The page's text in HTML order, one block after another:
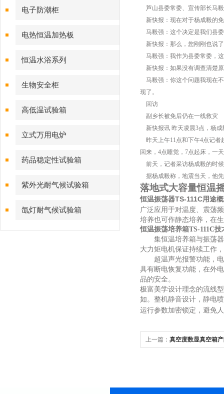
电子防潮柜
电热恒温加热板
恒温水浴系列
生物安全柜
高低温试验箱
立式万用电炉
药品稳定性试验箱
紫外光耐气候试验箱
氙灯耐气候试验箱
芦山县委常委、宣传部长马
新快报：现在对于杨成毅的
马毅强：这个决定是我们县
新快报：那么，您刚刚也说
马毅强：我作为县委常委，
新快报：如果没有调查清楚
马毅强：你这个问题我现在
现了。
回访
副乡长被免后仍在一线救灾
新快报讯 昨天凌晨3点，杨成
昨天上午11点和下午4点记者
回来，4点睡觉，7点起床，一
前天，记者采访杨成毅的时
据杨成毅称，地震当天，他
落地式大容量恒温
恒温振荡器TS-111C用途
广泛应用于对温度、震荡
培养也可作静态培养，在
恒温振荡培养箱TS-111C技
集恒温培养箱与振荡
大力矩电机保证持续工作
超温声光报警功能，
具有断电恢复功能，在外
品的安全。
极富美学设计理念的流线
如。整机静音设计，静电
运行参数加密锁定，避免
上一篇： 真空度数显真空箱